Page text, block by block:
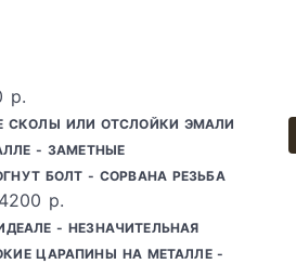
р.
СКОЛЫ ИЛИ ОТСЛОЙКИ ЭМАЛИ
- ЗАМЕТНЫЕ
БОЛТ - СОРВАНА РЕЗЬБА
р.
- НЕЗНАЧИТЕЛЬНАЯ
ЦАРАПИНЫ НА МЕТАЛЛЕ -